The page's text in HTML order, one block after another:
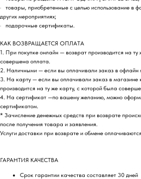
· товары, приобретенные с целью использование в
других мероприятиях;
· подарочные сертификаты.
КАК ВОЗВРАЩАЕТСЯ ОПЛАТА
1. При покупке онлайн — возврат производится на ту
совершена оплата.
2. Наличными — если вы оплачивали заказ в офлайн
3. На карту — если вы оплачивали заказ в магазине
производится на ту же карту, с которой была
4. На сертификат —по вашему желанию, можно
сертификатом.
* Зачисление денежных средств при возврате
после получения товара и заявления.
Услуги доставки при возврате и обмене
ГАРАНТИЯ КАЧЕСТВА
Срок гарантии качества составляет 30